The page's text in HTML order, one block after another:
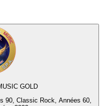
GOLD
90, Classic Rock, Années 60,